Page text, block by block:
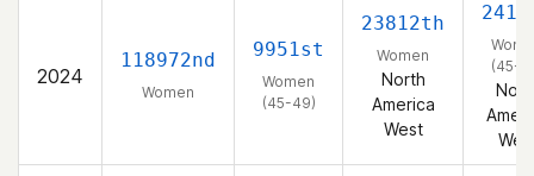
2024
118972nd
Women
9951st
Women
(45-49)
23812th
Women
North
America
West
(45-